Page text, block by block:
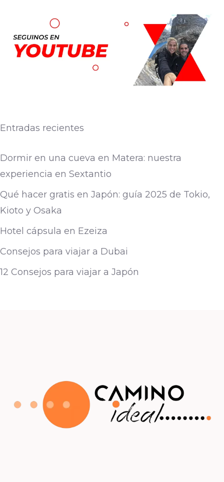
Entradas recientes
Dormir en una cueva en Matera: nuestra
experiencia en Sextantio
Qué hacer gratis en Japón: guía 2025 de Tokio,
Kioto y Osaka
Hotel cápsula en Ezeiza
Consejos para viajar a Dubai
12 Consejos para viajar a Japón